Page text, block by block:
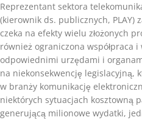
Reprezentant sektora
(kierownik ds. publicznych, PLAY)
czeka na efekty wielu złożonych
również ograniczona współpraca
odpowiednimi urzędami i
na niekonsekwencję legislacyjną,
w branży komunikację
niektórych sytuacjach kosztowną
generującą milionowe wydatki,